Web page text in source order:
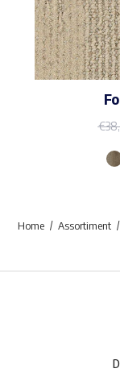
Waar ben je
€
Home Assortiment